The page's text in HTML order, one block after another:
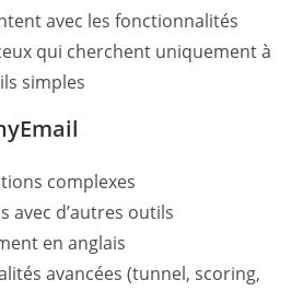
avec les fonctionnalités
qui cherchent uniquement à
simples
complexes
avec d’autres outils
en anglais
avancées (tunnel, scoring,